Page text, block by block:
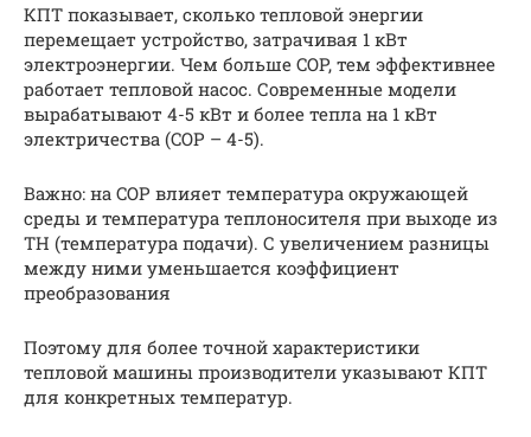
КПТ показывает, сколько тепловой энергии
перемещает устройство, затрачивая 1 кВт
электроэнергии. Чем больше COP, тем эффективнее
работает тепловой насос. Современные модели
вырабатывают 4-5 кВт и более тепла на 1 кВт
электричества (COP – 4-5).
Важно: на COP влияет температура окружающей
среды и температура теплоносителя при выходе из
ТН (температура подачи). С увеличением разницы
между ними уменьшается коэффициент
преобразования
Поэтому для более точной характеристики
тепловой машины производители указывают КПТ
для конкретных температур.